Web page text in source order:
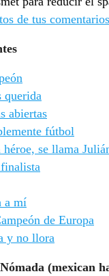
de tus
querida
abiertas
fútbol
héroe, se llama
a mí
de Europa
y no llora
(mexican